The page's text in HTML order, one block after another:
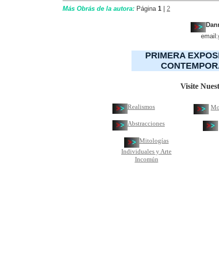
Más Obrás de la autora: Página 1 2
email:
PRIMERA
Visite
Realismos
Abstracciones
Mitologías
Individuales y Arte
Incomún